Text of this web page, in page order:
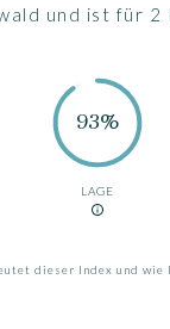
und ist für 2
93%
LAGE
dieser Index und wie